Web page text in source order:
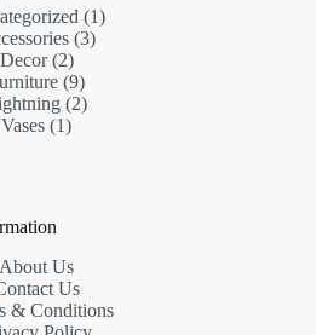
1
3
Decor 2
9
2
Vases 1
About Us
Us
& Conditions